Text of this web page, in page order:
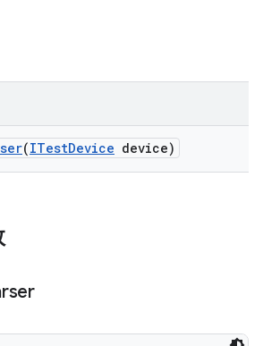
(ITestDevice device)